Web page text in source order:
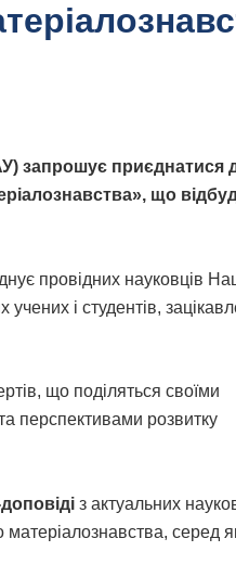
запрошує приєднатися
що
провідних науковців
учених і студентів,
що поділяться своїми
перспективами розвитку
з актуальних
серед